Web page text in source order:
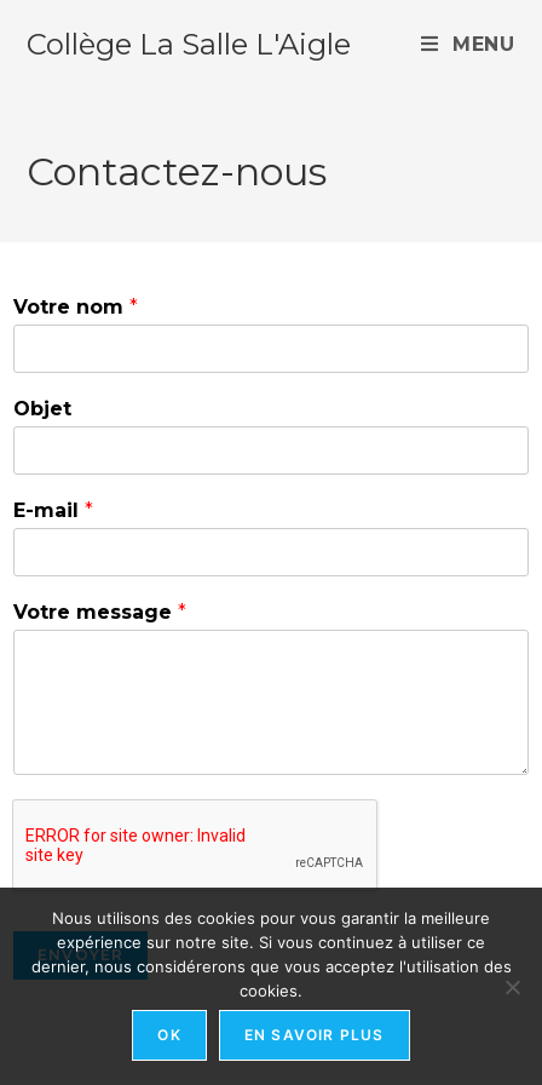
Collège La Salle L'Aigle MENU
Contactez-nous
Votre nom *
Objet
E-mail *
Votre message *
ENVOYER
Nous utilisons des cookies pour vous garantir la meilleure
expérience sur notre site. Si vous continuez à utiliser ce
dernier, nous considérerons que vous acceptez l'utilisation des
cookies.
OK EN SAVOIR PLUS